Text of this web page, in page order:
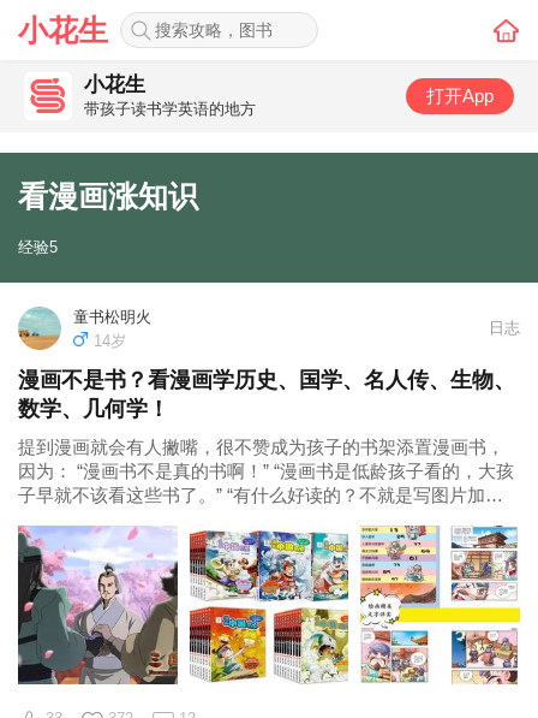
小花生
小花生
带孩子读书学英语的地方
打开App
看漫画涨知识
经验5
童书松明火
14岁
日志
漫画不是书？看漫画学历史、国学、名人传、生物、
数学、几何学！
提到漫画就会有人撇嘴，很不赞成为孩子的书架添置漫画书，
因为： “漫画书不是真的书啊！” “漫画书是低龄孩子看的，大孩
子早就不该看这些书了。” “有什么好读的？不就是写图片加很